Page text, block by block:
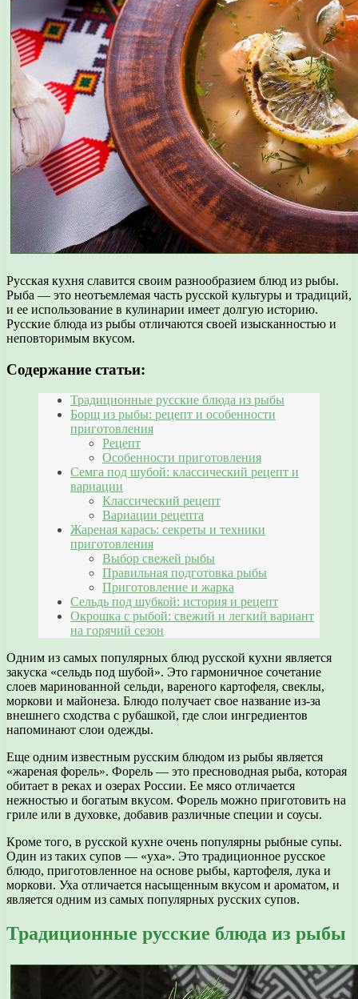
Русская кухня славится своим разнообразием блюд из рыбы.
Рыба — это неотъемлемая часть русской культуры и традиций,
и ее использование в кулинарии имеет долгую историю.
Русские блюда из рыбы отличаются своей изысканностью и
неповторимым вкусом.
Содержание статьи:
Традиционные русские блюда из рыбы
Борщ из рыбы: рецепт и особенности
приготовления
Рецепт
Особенности приготовления
Семга под шубой: классический рецепт и
вариации
Классический рецепт
Вариации рецепта
Жареная карась: секреты и техники
приготовления
Выбор свежей рыбы
Правильная подготовка рыбы
Приготовление и жарка
Сельдь под шубкой: история и рецепт
Окрошка с рыбой: свежий и легкий вариант
на горячий сезон
Одним из самых популярных блюд русской кухни является
закуска «сельдь под шубой». Это гармоничное сочетание
слоев маринованной сельди, вареного картофеля, свеклы,
моркови и майонеза. Блюдо получает свое название из-за
внешнего сходства с рубашкой, где слои ингредиентов
напоминают слои одежды.
Еще одним известным русским блюдом из рыбы является
«жареная форель». Форель — это пресноводная рыба, которая
обитает в реках и озерах России. Ее мясо отличается
нежностью и богатым вкусом. Форель можно приготовить на
гриле или в духовке, добавив различные специи и соусы.
Кроме того, в русской кухне очень популярны рыбные супы.
Один из таких супов — «уха». Это традиционное русское
блюдо, приготовленное на основе рыбы, картофеля, лука и
моркови. Уха отличается насыщенным вкусом и ароматом, и
является одним из самых популярных русских супов.
Традиционные русские блюда из рыбы